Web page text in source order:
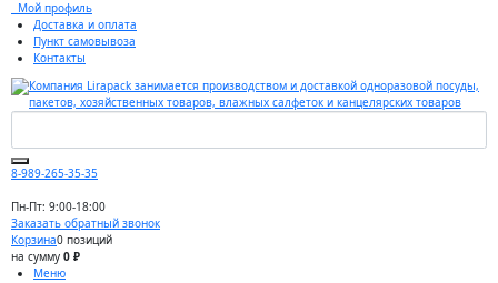
Мой профиль
Доставка и оплата
Пункт самовывоза
Контакты
8-989-265-35-35
Пн-Пт: 9:00-18:00
Заказать обратный звонок
Корзина0 позиций
на сумму 0 ₽
Меню